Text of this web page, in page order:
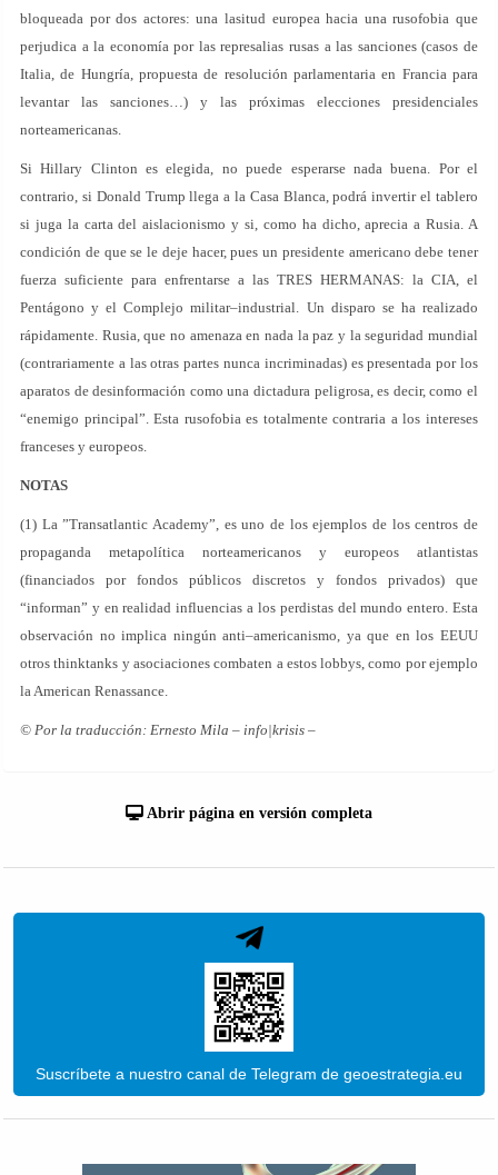
bloqueada por dos actores: una lasitud europea hacia una rusofobia que
perjudica a la economía por las represalias rusas a las sanciones (casos de
Italia, de Hungría, propuesta de resolución parlamentaria en Francia para
levantar las sanciones…) y las próximas elecciones presidenciales
norteamericanas.
Si Hillary Clinton es elegida, no puede esperarse nada buena. Por el
contrario, si Donald Trump llega a la Casa Blanca, podrá invertir el tablero
si juga la carta del aislacionismo y si, como ha dicho, aprecia a Rusia. A
condición de que se le deje hacer, pues un presidente americano debe tener
fuerza suficiente para enfrentarse a las TRES HERMANAS: la CIA, el
Pentágono y el Complejo militar–industrial. Un disparo se ha realizado
rápidamente. Rusia, que no amenaza en nada la paz y la seguridad mundial
(contrariamente a las otras partes nunca incriminadas) es presentada por los
aparatos de desinformación como una dictadura peligrosa, es decir, como el
“enemigo principal”. Esta rusofobia es totalmente contraria a los intereses
franceses y europeos.
NOTAS
(1) La ”Transatlantic Academy”, es uno de los ejemplos de los centros de
propaganda metapolítica norteamericanos y europeos atlantistas
(financiados por fondos públicos discretos y fondos privados) que
“informan” y en realidad influencias a los perdistas del mundo entero. Esta
observación no implica ningún anti–americanismo, ya que en los EEUU
otros thinktanks y asociaciones combaten a estos lobbys, como por ejemplo
la American Renassance.
© Por la traducción: Ernesto Mila – info|krisis –
Abrir página en versión completa
Suscríbete a nuestro canal de Telegram de geoestrategia.eu